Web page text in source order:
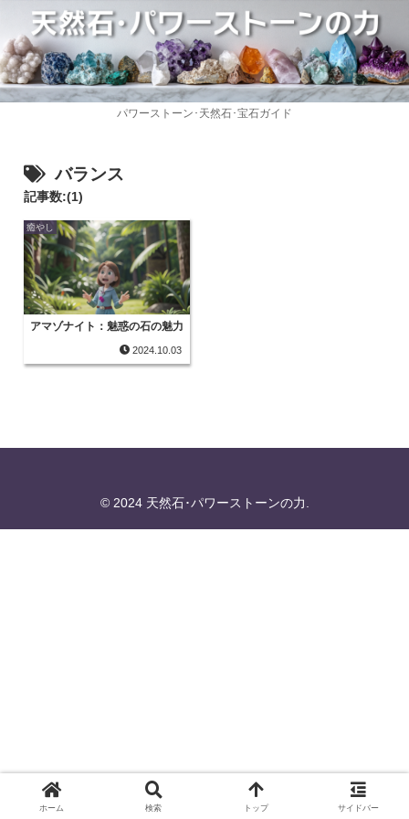
パワーストーン･天然石･宝石ガイド
バランス
記事数:(1)
癒やし
アマゾナイト：魅惑の石の魅力
2024.10.03
© 2024 天然石･パワーストーンの力.
ホーム 検索 トップ サイドバー